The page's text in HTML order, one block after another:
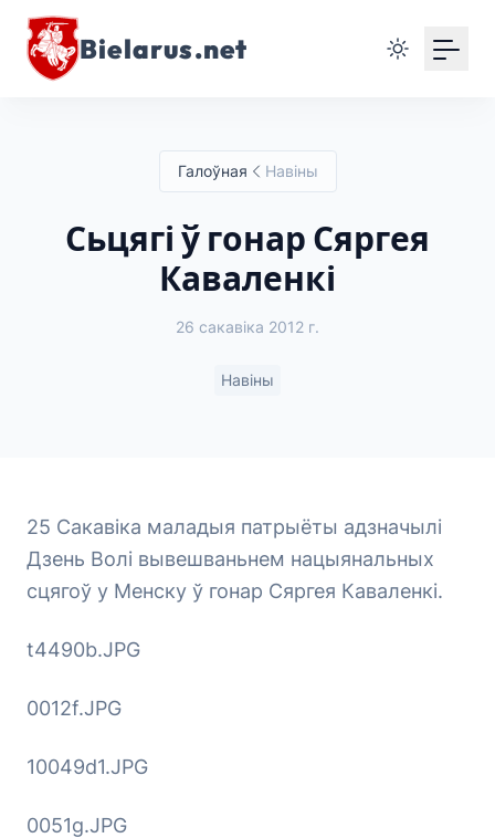
Bielarus.net
Галоўная Навіны
Сьцягі ў гонар Сяргея
Каваленкі
26 сакавіка 2012 г.
Навіны
25 Сакавіка маладыя патрыёты адзначылі
Дзень Волі вывешваньнем нацыянальных
сцягоў у Менску ў гонар Сяргея Каваленкі.
t4490b.JPG
0012f.JPG
10049d1.JPG
0051g.JPG